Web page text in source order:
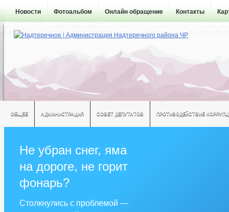
Новости Фотоальбом Онлайн обращение Контакты
ОБЩЕЕ АДМИНИСТРАЦИЯ СОВЕТ ДЕПУТАТОВ ПРОТИВОДЕЙСТВИЕ
Не убран снег, яма
на дороге, не горит
фонарь?
Столкнулись с проблемой —